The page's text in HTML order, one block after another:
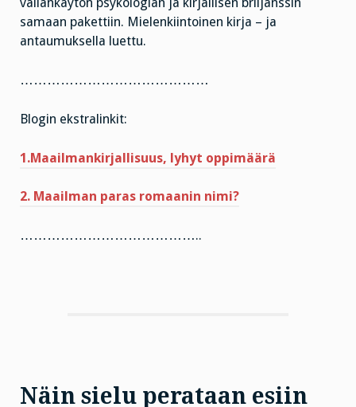
vallankäytön psykologian ja kirjallisen briljanssin
samaan pakettiin. Mielenkiintoinen kirja – ja
antaumuksella luettu.
……………………………………
Blogin ekstralinkit:
1.Maailmankirjallisuus, lyhyt oppimäärä
2. Maailman paras romaanin nimi?
…………………………………..
Näin sielu perataan esiin